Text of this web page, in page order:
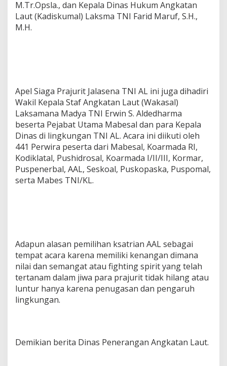
M.Tr.Opsla., dan Kepala Dinas Hukum Angkatan
Laut (Kadiskumal) Laksma TNI Farid Maruf, S.H.,
M.H.
Apel Siaga Prajurit Jalasena TNI AL ini juga dihadiri
Wakil Kepala Staf Angkatan Laut (Wakasal)
Laksamana Madya TNI Erwin S. Aldedharma
beserta Pejabat Utama Mabesal dan para Kepala
Dinas di lingkungan TNI AL. Acara ini diikuti oleh
441 Perwira peserta dari Mabesal, Koarmada RI,
Kodiklatal, Pushidrosal, Koarmada I/II/III, Kormar,
Puspenerbal, AAL, Seskoal, Puskopaska, Puspomal,
serta Mabes TNI/KL.
Adapun alasan pemilihan ksatrian AAL sebagai
tempat acara karena memiliki kenangan dimana
nilai dan semangat atau fighting spirit yang telah
tertanam dalam jiwa para prajurit tidak hilang atau
luntur hanya karena penugasan dan pengaruh
lingkungan.
Demikian berita Dinas Penerangan Angkatan Laut.